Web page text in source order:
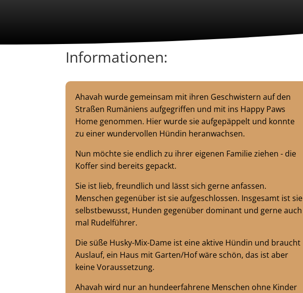
Informationen:
Ahavah wurde gemeinsam mit ihren Geschwistern auf den
Straßen Rumäniens aufgegriffen und mit ins Happy Paws
Home genommen. Hier wurde sie aufgepäppelt und konnte
zu einer wundervollen Hündin heranwachsen.
Nun möchte sie endlich zu ihrer eigenen Familie ziehen - die
Koffer sind bereits gepackt.
Sie ist lieb, freundlich und lässt sich gerne anfassen.
Menschen gegenüber ist sie aufgeschlossen. Insgesamt ist sie
selbstbewusst, Hunden gegenüber dominant und gerne auch
mal Rudelführer.
Die süße Husky-Mix-Dame ist eine aktive Hündin und braucht
Auslauf, ein Haus mit Garten/Hof wäre schön, das ist aber
keine Voraussetzung.
Ahavah wird nur an hundeerfahrene Menschen ohne Kinder